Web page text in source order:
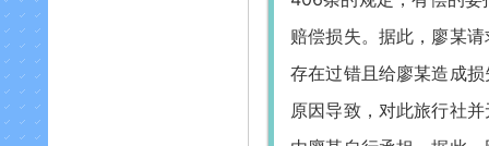
赔偿损失。据此，廖某
存在过错且给廖某造成
原因导致，对此旅行社